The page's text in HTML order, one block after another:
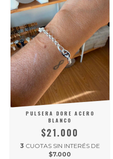
PULSERA DORE ACERO
BLANCO
$21.000
3 CUOTAS SIN INTERÉS DE
$7.000